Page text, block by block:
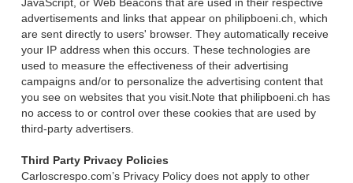
advertisements and links that appear on philipboeni.ch, which
are sent directly to users' browser. They automatically receive
your IP address when this occurs. These technologies are
used to measure the effectiveness of their advertising
campaigns and/or to personalize the advertising content that
you see on websites that you visit.Note that philipboeni.ch has
no access to or control over these cookies that are used by
third-party advertisers.
Third Party Privacy Policies
Carloscrespo.com’s Privacy Policy does not apply to other